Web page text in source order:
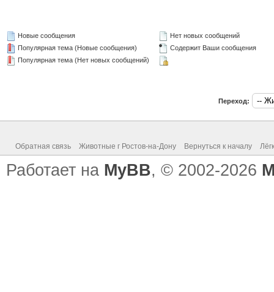
Новые сообщения
Популярная тема (Новые сообщения)
Популярная тема (Нет новых сообщений)
Нет новых сообщений
Содержит Ваши сообщения
Переход:
Обратная связь Животные г Ростов-на-Дону Вернуться к началу
Работает на MyBB, © 2002-2026